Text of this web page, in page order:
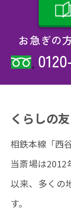
お急ぎの
くらしの
相鉄本線「西
当斎場は2012
以来、多くの
す。